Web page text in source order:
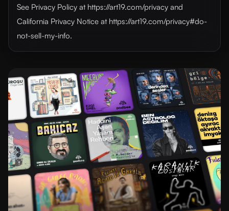
See Privacy Policy at https://art19.com/privacy and
California Privacy Notice at https://art19.com/privacy#do-
not-sell-my-info.